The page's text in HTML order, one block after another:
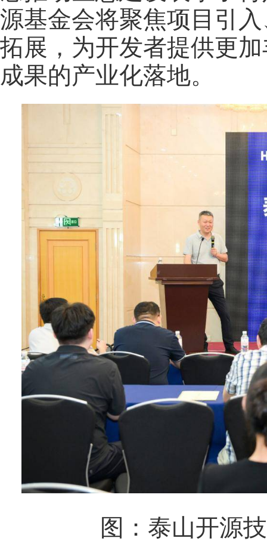
源基金会将聚焦项目引
拓展，为开发者提供更
成果的产业化落地。
图：泰山开源